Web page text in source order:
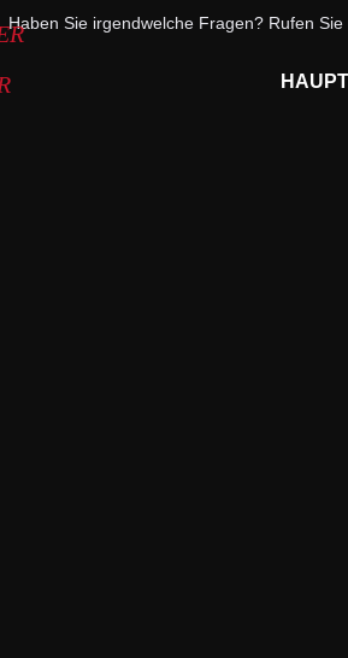
Haben Sie irgendwelche Fragen? Rufen Sie